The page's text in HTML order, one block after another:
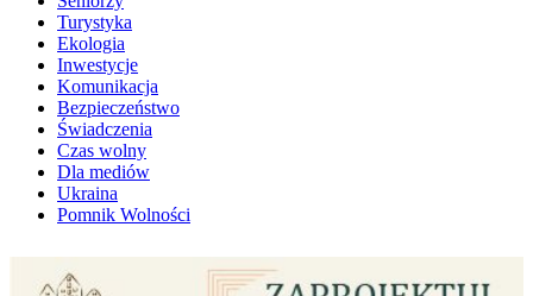
Turystyka
Ekologia
Inwestycje
Komunikacja
Bezpieczeństwo
Świadczenia
Czas wolny
Dla mediów
Ukraina
Pomnik Wolności